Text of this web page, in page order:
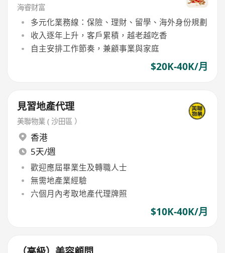
海睿财富
多元化業務線：保險、理財、留學、海外身份規劃
收入逐年上升，客戶累積，越老越吃香
自主安排工作節奏，兼顧事業與家庭
$20K-40K/月
見習地產代理
美聯物業 ( 沙田區 ）
香港
5天/週
歡迎應屆畢業生及轉職人士
無需地產業經驗
六個月內考取地產代理牌照
$10K-40K/月